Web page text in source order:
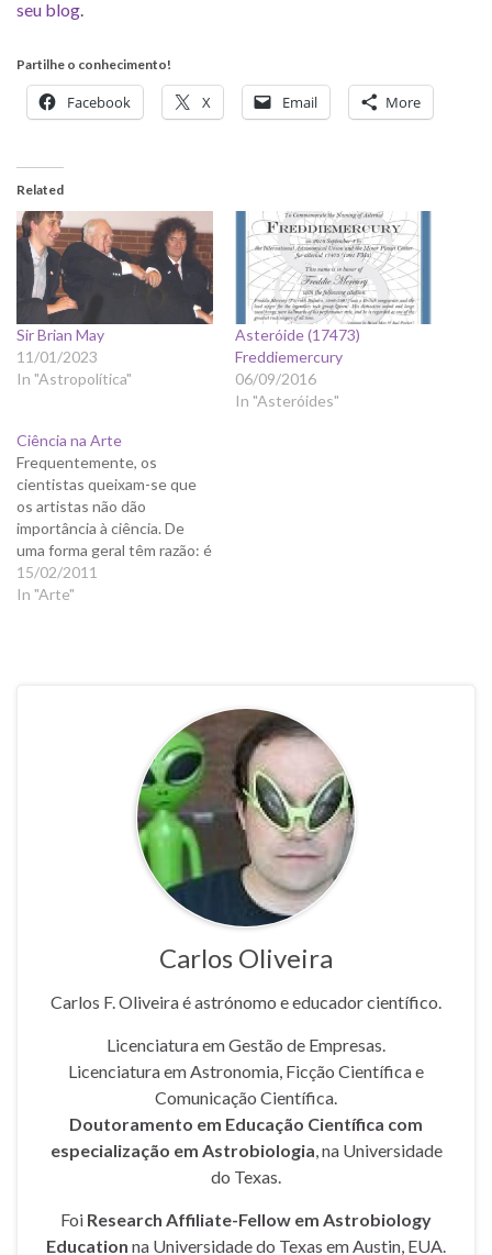
seu blog.
Partilhe o conhecimento!
Facebook X Email More
Related
Sir Brian May
11/01/2023
In "Astropolítica"
Asteróide (17473)
Freddiemercury
06/09/2016
In "Asteróides"
Ciência na Arte
Frequentemente, os
cientistas queixam-se que
os artistas não dão
importância à ciência. De
uma forma geral têm razão: é
muito raro a ciência fazer
parte da inspiração dos
15/02/2011
In "Arte"
Carlos Oliveira
Carlos F. Oliveira é astrónomo e educador científico.
Licenciatura em Gestão de Empresas.
Licenciatura em Astronomia, Ficção Científica e
Comunicação Científica.
Doutoramento em Educação Científica com
especialização em Astrobiologia , na Universidade
do Texas.
Foi Research Affiliate-Fellow em Astrobiology
Education na Universidade do Texas em Austin, EUA.